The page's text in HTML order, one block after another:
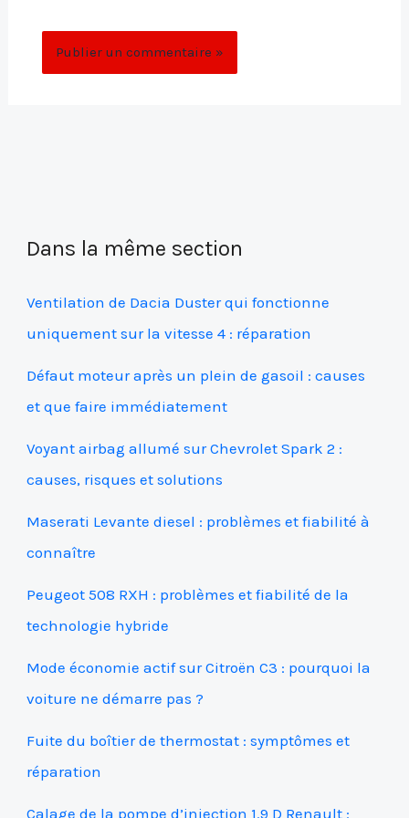
Dans la même section
Ventilation de Dacia Duster qui fonctionne
uniquement sur la vitesse 4 : réparation
Défaut moteur après un plein de gasoil : causes
et que faire immédiatement
Voyant airbag allumé sur Chevrolet Spark 2 :
causes, risques et solutions
Maserati Levante diesel : problèmes et fiabilité à
connaître
Peugeot 508 RXH : problèmes et fiabilité de la
technologie hybride
Mode économie actif sur Citroën C3 : pourquoi la
voiture ne démarre pas ?
Fuite du boîtier de thermostat : symptômes et
réparation
Calage de la pompe d’injection 1.9 D Renault :